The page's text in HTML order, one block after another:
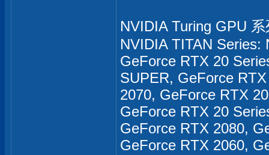
NVIDIA Turing GPU 系
NVIDIA TITAN Series:
GeForce RTX 20
SUPER, GeForce
2070, GeForce RTX
GeForce RTX 20
GeForce RTX 2080,
GeForce RTX 2060,